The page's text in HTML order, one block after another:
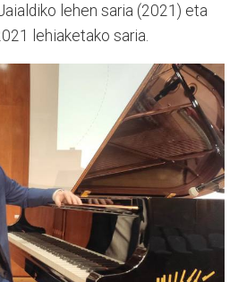
lehen saria (2021) eta
lehiaketako saria.